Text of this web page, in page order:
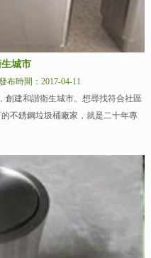
城市
布時間：2017-04-11
創建和諧衛生城市。想尋找符合社區
的不銹鋼垃圾桶廠家，就是二十年專